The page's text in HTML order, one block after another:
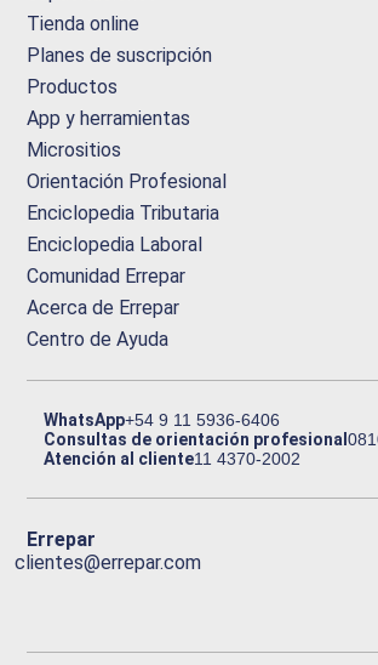
Tienda online
Planes de suscripción
Productos
App y herramientas
Micrositios
Orientación Profesional
Enciclopedia Tributaria
Enciclopedia Laboral
Comunidad Errepar
Acerca de Errepar
Centro de Ayuda
WhatsApp+54 9 11 5936-6406
Consultas de orientación profesional
Atención al cliente11 4370-2002
Errepar
clientes@errepar.com